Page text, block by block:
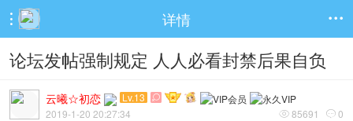
 详情 
论坛发帖强制规定 人人必看封禁后果自负
云曦☆初恋 Lv.13 
 85691  0
2019-1-20 20:27:34